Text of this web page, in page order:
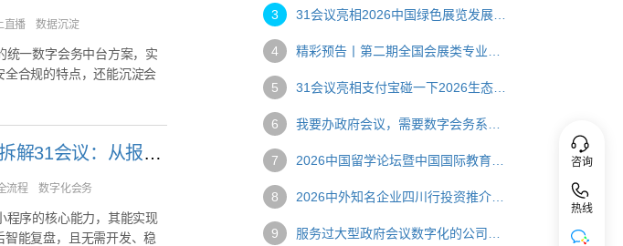
播 数据沉淀
统一数字会务中台方案，实
合规的特点，还能沉淀会
想搭建会务小程序，选哪家？深度拆解31会议：从报名到复盘，一个系统全搞定
流程 数字化会务
程序的核心能力，其能实现
能复盘，且无需开发、稳
3
4
5
6
7
8
9
咨询
热线